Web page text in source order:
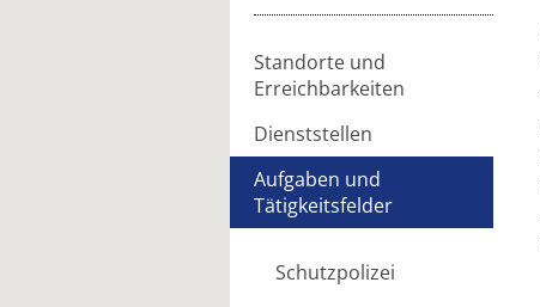
Standorte und
Erreichbarkeiten
Dienststellen
Aufgaben und
Tätigkeitsfelder
Schutzpolizei